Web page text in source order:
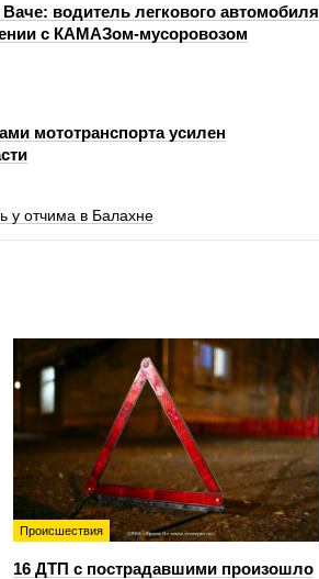
водитель легкового автомобиля
с КАМАЗом-мусоровозом
мототранспорта усилен
у отчима в Балахне
Происшествия
16 ДТП с пострадавшими произошло